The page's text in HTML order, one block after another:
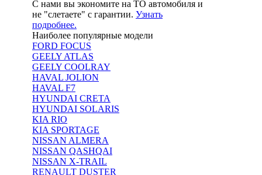
С нами вы экономите на ТО автомобиля и
не "слетаете" с гарантии. Узнать
подробнее.
Наиболее популярные модели
FORD FOCUS
GEELY ATLAS
GEELY COOLRAY
HAVAL JOLION
HAVAL F7
HYUNDAI CRETA
HYUNDAI SOLARIS
KIA RIO
KIA SPORTAGE
NISSAN ALMERA
NISSAN QASHQAI
NISSAN X-TRAIL
RENAULT DUSTER